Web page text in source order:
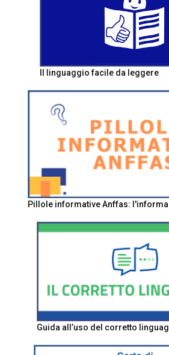
Il linguaggio facile da leggere
Pillole informative Anffas:
Guida all’uso del corretto